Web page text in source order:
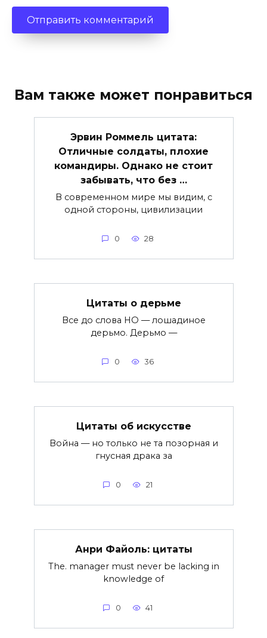
Вам также может понравиться
Эрвин Роммель цитата:
Отличные солдаты, плохие
командиры. Однако не стоит
забывать, что без …
В современном мире мы видим, с
одной стороны, цивилизации
0 28
Цитаты о дерьме
Все до слова НО — лошадиное
дерьмо. Дерьмо —
0 36
Цитаты об искусстве
Война — но только не та позорная и
гнусная драка за
0 21
Анри Файоль: цитаты
The. manager must never be lacking in
knowledge of
0 41